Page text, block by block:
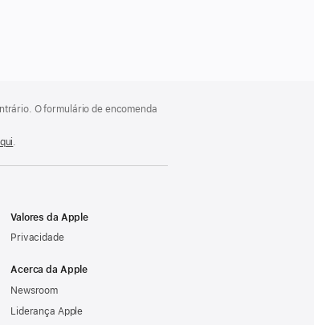
O formulário de encomenda
.
Valores da Apple
Privacidade
Acerca da Apple
Newsroom
Liderança Apple